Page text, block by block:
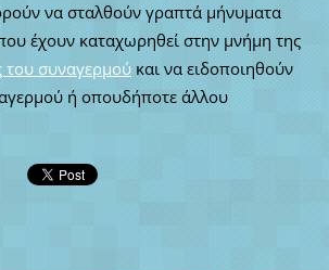
να σταλθούν γραπτά μήνυματα
έχουν καταχωρηθεί στην μνήμη της
του συναγερμούκαι να ειδοποιηθούν
ή οπουδήποτε άλλου